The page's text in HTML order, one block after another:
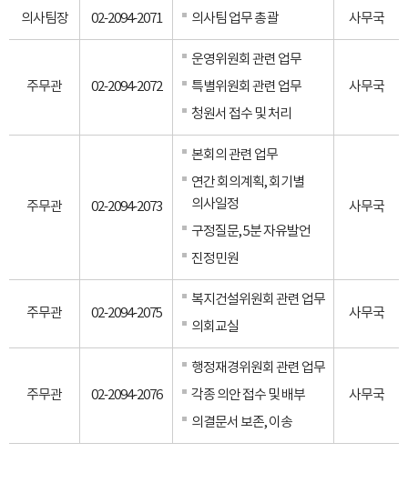
의사팀장 02-2094-2071 의사팀 업무 총괄 사무국
주무관 02-2094-2072
운영위원회 관련 업무
특별위원회 관련 업무
청원서 접수 및 처리
사무국
주무관 02-2094-2073
본회의 관련 업무
연간 회의계획, 회기별
의사일정
구정질문, 5분 자유발언
진정민원
사무국
주무관 02-2094-2075
복지건설위원회 관련 업무
의회교실
사무국
주무관 02-2094-2076
행정재경위원회 관련 업무
각종 의안 접수 및 배부
의결문서 보존, 이송
사무국